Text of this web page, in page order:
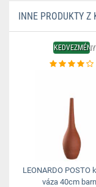
INNE PRODUKTY Z
KEDVEZMÉNY
LEONARDO POSTO
váza 40cm